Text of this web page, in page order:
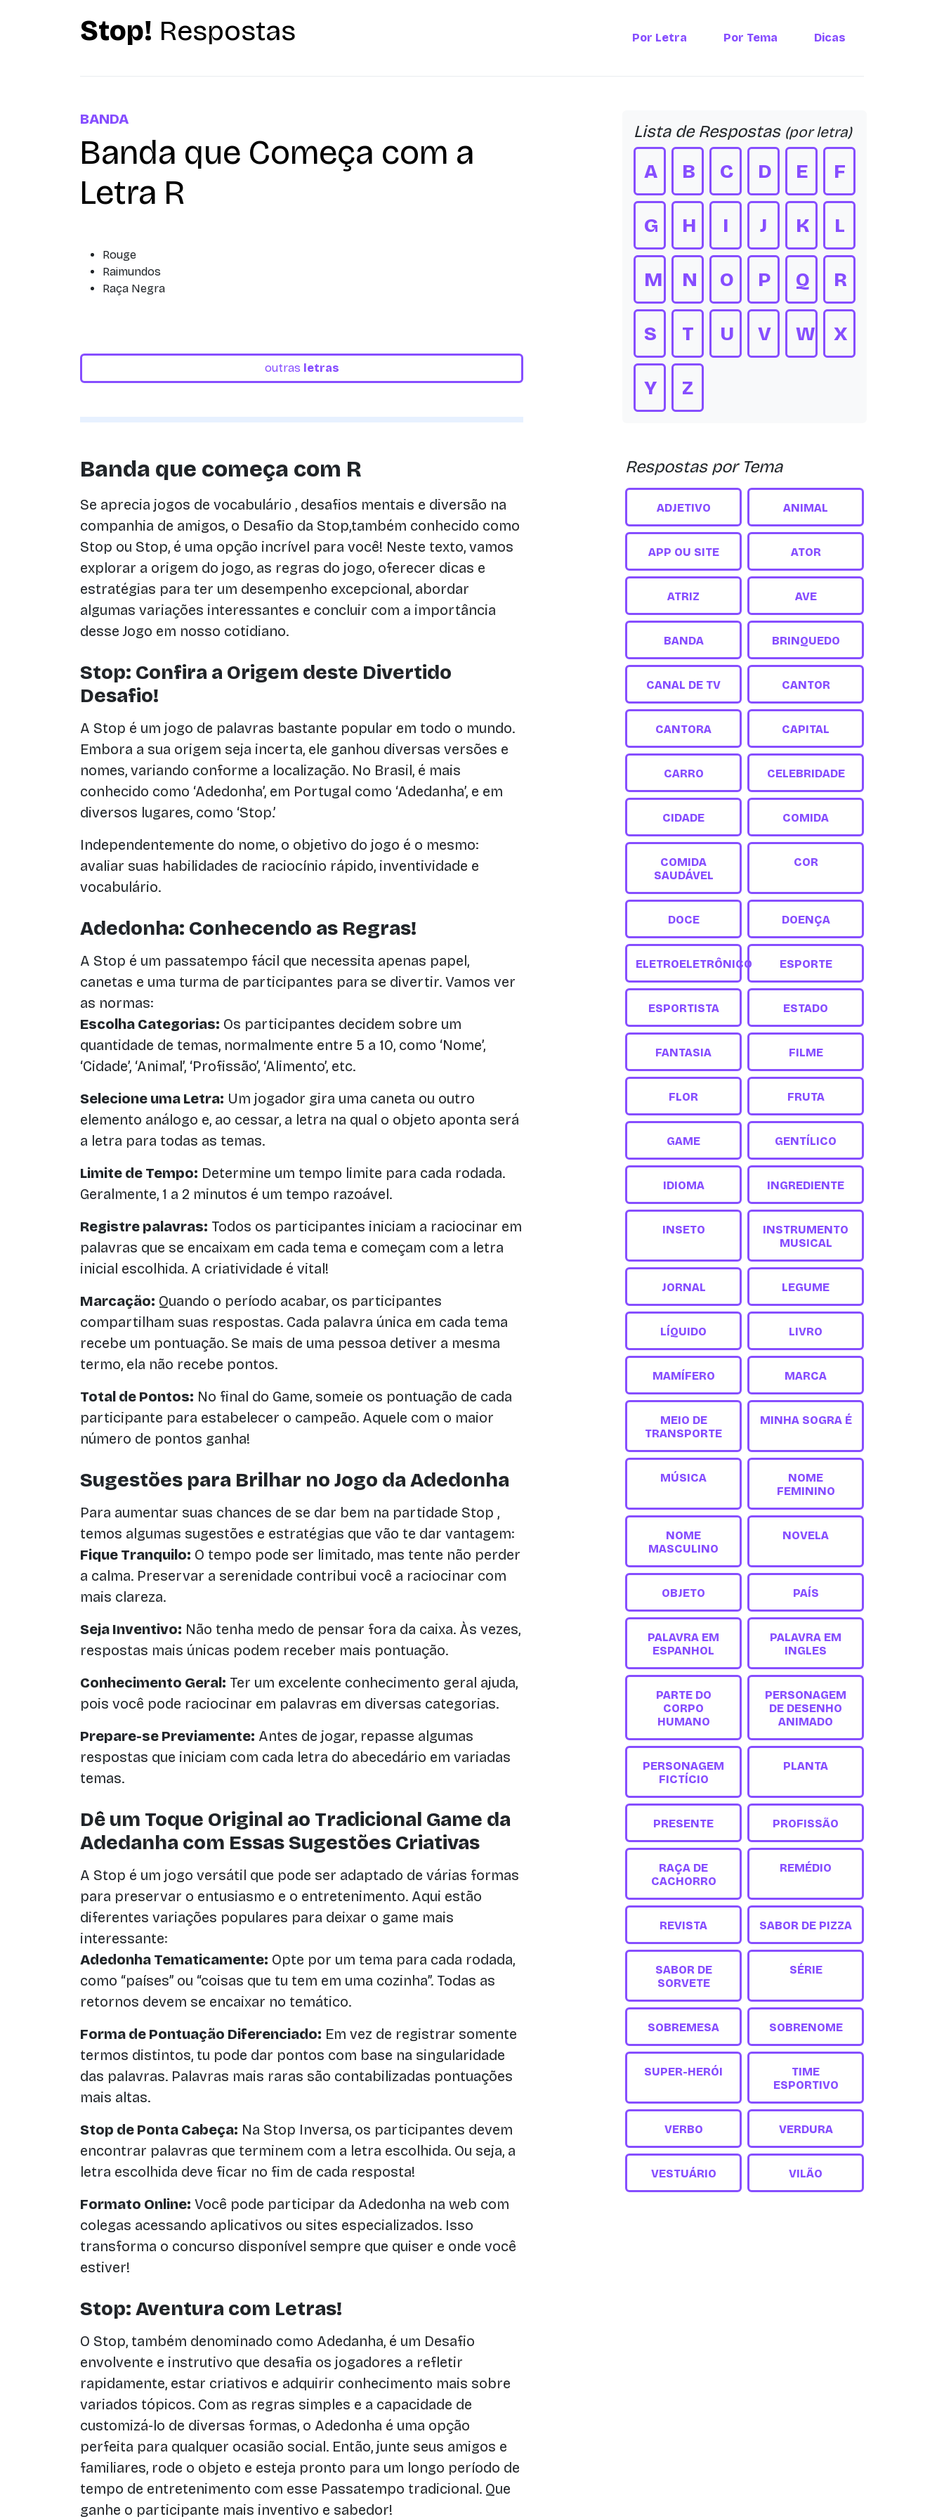
Stop! Respostas Por Letra Por Tema Dicas
BANDA
Banda que Começa com a
Letra R
Rouge
Raimundos
Raça Negra
outras letras
Banda que começa com R
Se aprecia jogos de vocabulário , desafios mentais e diversão na
companhia de amigos, o Desafio da Stop,também conhecido como
Stop ou Stop, é uma opção incrível para você! Neste texto, vamos
explorar a origem do jogo, as regras do jogo, oferecer dicas e
estratégias para ter um desempenho excepcional, abordar
algumas variações interessantes e concluir com a importância
desse Jogo em nosso cotidiano.
Stop: Confira a Origem deste Divertido
Desafio!
A Stop é um jogo de palavras bastante popular em todo o mundo.
Embora a sua origem seja incerta, ele ganhou diversas versões e
nomes, variando conforme a localização. No Brasil, é mais
conhecido como ‘Adedonha’, em Portugal como ‘Adedanha’, e em
diversos lugares, como ‘Stop.’
Independentemente do nome, o objetivo do jogo é o mesmo:
avaliar suas habilidades de raciocínio rápido, inventividade e
vocabulário.
Adedonha: Conhecendo as Regras!
A Stop é um passatempo fácil que necessita apenas papel,
canetas e uma turma de participantes para se divertir. Vamos ver
as normas:
Escolha Categorias: Os participantes decidem sobre um
quantidade de temas, normalmente entre 5 a 10, como ‘Nome’,
‘Cidade’, ‘Animal’, ‘Profissão’, ‘Alimento’, etc.
Selecione uma Letra: Um jogador gira uma caneta ou outro
elemento análogo e, ao cessar, a letra na qual o objeto aponta será
a letra para todas as temas.
Limite de Tempo: Determine um tempo limite para cada rodada.
Geralmente, 1 a 2 minutos é um tempo razoável.
Registre palavras: Todos os participantes iniciam a raciocinar em
palavras que se encaixam em cada tema e começam com a letra
inicial escolhida. A criatividade é vital!
Marcação: Quando o período acabar, os participantes
compartilham suas respostas. Cada palavra única em cada tema
recebe um pontuação. Se mais de uma pessoa detiver a mesma
termo, ela não recebe pontos.
Total de Pontos: No final do Game, someie os pontuação de cada
participante para estabelecer o campeão. Aquele com o maior
número de pontos ganha!
Sugestões para Brilhar no Jogo da Adedonha
Para aumentar suas chances de se dar bem na partidade Stop ,
temos algumas sugestões e estratégias que vão te dar vantagem:
Fique Tranquilo: O tempo pode ser limitado, mas tente não perder
a calma. Preservar a serenidade contribui você a raciocinar com
mais clareza.
Seja Inventivo: Não tenha medo de pensar fora da caixa. Às vezes,
respostas mais únicas podem receber mais pontuação.
Conhecimento Geral: Ter um excelente conhecimento geral ajuda,
pois você pode raciocinar em palavras em diversas categorias.
Prepare-se Previamente: Antes de jogar, repasse algumas
respostas que iniciam com cada letra do abecedário em variadas
temas.
Dê um Toque Original ao Tradicional Game da
Adedanha com Essas Sugestões Criativas
A Stop é um jogo versátil que pode ser adaptado de várias formas
para preservar o entusiasmo e o entretenimento. Aqui estão
diferentes variações populares para deixar o game mais
interessante:
Adedonha Tematicamente: Opte por um tema para cada rodada,
como “países” ou “coisas que tu tem em uma cozinha”. Todas as
retornos devem se encaixar no temático.
Forma de Pontuação Diferenciado: Em vez de registrar somente
termos distintos, tu pode dar pontos com base na singularidade
das palavras. Palavras mais raras são contabilizadas pontuações
mais altas.
Stop de Ponta Cabeça: Na Stop Inversa, os participantes devem
encontrar palavras que terminem com a letra escolhida. Ou seja, a
letra escolhida deve ficar no fim de cada resposta!
Formato Online: Você pode participar da Adedonha na web com
colegas acessando aplicativos ou sites especializados. Isso
transforma o concurso disponível sempre que quiser e onde você
estiver!
Stop: Aventura com Letras!
O Stop, também denominado como Adedanha, é um Desafio
envolvente e instrutivo que desafia os jogadores a refletir
rapidamente, estar criativos e adquirir conhecimento mais sobre
variados tópicos. Com as regras simples e a capacidade de
customizá-lo de diversas formas, o Adedonha é uma opção
perfeita para qualquer ocasião social. Então, junte seus amigos e
familiares, rode o objeto e esteja pronto para um longo período de
tempo de entretenimento com esse Passatempo tradicional. Que
ganhe o participante mais inventivo e sabedor!
Lista de Respostas (por letra)
A B C D E F
G H I J K L
M N O P Q R
S T U V W X
Y Z
Respostas por Tema
ADJETIVO ANIMAL
APP OU SITE ATOR
ATRIZ AVE
BANDA BRINQUEDO
CANAL DE TV CANTOR
CANTORA CAPITAL
CARRO CELEBRIDADE
CIDADE COMIDA
COMIDA
SAUDÁVEL
COR
DOCE DOENÇA
ELETROELETRÔNICO ESPORTE
ESPORTISTA ESTADO
FANTASIA FILME
FLOR FRUTA
GAME GENTÍLICO
IDIOMA INGREDIENTE
INSETO
INSTRUMENTO
MUSICAL
JORNAL LEGUME
LÍQUIDO LIVRO
MAMÍFERO MARCA
MEIO DE
TRANSPORTE
MINHA SOGRA É
MÚSICA
NOME
FEMININO
NOME
MASCULINO
NOVELA
OBJETO PAÍS
PALAVRA EM
ESPANHOL
PALAVRA EM
INGLES
PARTE DO
CORPO
HUMANO
PERSONAGEM
DE DESENHO
ANIMADO
PERSONAGEM
FICTÍCIO
PLANTA
PRESENTE PROFISSÃO
RAÇA DE
CACHORRO
REMÉDIO
REVISTA SABOR DE PIZZA
SABOR DE
SORVETE
SÉRIE
SOBREMESA SOBRENOME
SUPER-HERÓI
TIME
ESPORTIVO
VERBO VERDURA
VESTUÁRIO VILÃO